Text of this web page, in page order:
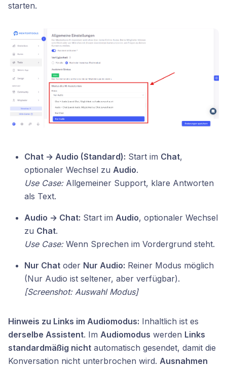
starten.
Chat → Audio (Standard): Start im Chat,
optionaler Wechsel zu Audio.
Use Case:Allgemeiner Support, klare Antworten
als Text.
Audio → Chat: Start im Audio, optionaler Wechsel
zu Chat.
Use Case:Wenn Sprechen im Vordergrund steht.
Nur Chat oder Nur Audio: Reiner Modus möglich
(Nur Audio ist seltener, aber verfügbar).
[Screenshot: Auswahl Modus]
Hinweis zu Links im Audiomodus: Inhaltlich ist es
derselbe Assistent. Im Audiomodus werden Links
standardmäßig nicht automatisch gesendet, damit die
Konversation nicht unterbrochen wird. Ausnahmen